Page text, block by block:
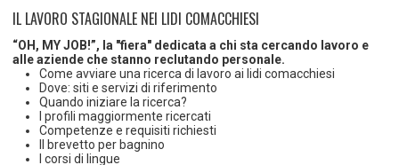
IL LAVORO STAGIONALE NEI LIDI COMACCHIESI
“OH, MY JOB!”, la "fiera" dedicata a chi sta cercando lavoro e
alle aziende che stanno reclutando personale.
Come avviare una ricerca di lavoro ai lidi comacchiesi
Dove: siti e servizi di riferimento
Quando iniziare la ricerca?
I profili maggiormente ricercati
Competenze e requisiti richiesti
Il brevetto per bagnino
I corsi di lingue